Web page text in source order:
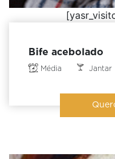
Bife acebolado
Média Jantar